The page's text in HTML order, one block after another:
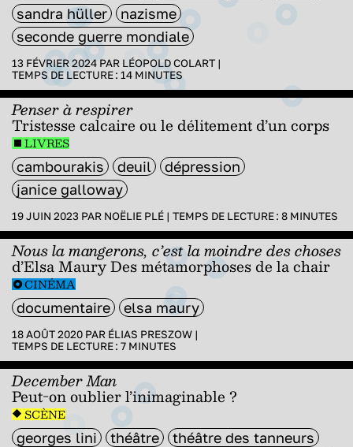
sandra hüller
nazisme
seconde guerre mondiale
13 FÉVRIER 2024 PAR LÉOPOLD COLART |
TEMPS DE LECTURE : 14 MINUTES
Penser à respirer
Tristesse calcaire ou le délitement d’un corps
LIVRES
cambourakis deuil
dépression
janice galloway
19 JUIN 2023 PAR NOËLIE PLÉ | TEMPS DE LECTURE : 8 MINUTES
Nous la mangerons, c’est la moindre des choses
d’Elsa Maury Des métamorphoses de la chair
CINÉMA
documentaire elsa maury
18 AOÛT 2020 PAR ÉLIAS PRESZOW |
TEMPS DE LECTURE : 7 MINUTES
December Man
Peut-on oublier l’inimaginable ?
SCÈNE
georges lini théâtre
théâtre des tanneurs